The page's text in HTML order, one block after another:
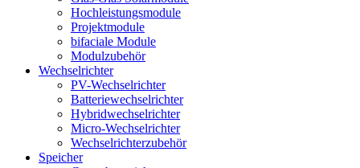
Hochleistungsmodule
Projektmodule
bifaciale Module
Modulzubehör
Wechselrichter
PV-Wechselrichter
Batteriewechselrichter
Hybridwechselrichter
Micro-Wechselrichter
Wechselrichterzubehör
Speicher